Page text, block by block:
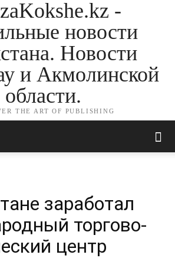
-
новости
Новости
и Акмолинской
области.
THE ART OF PUBLISHING
заработал
торгово-
центр